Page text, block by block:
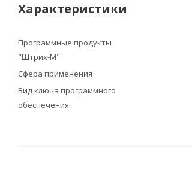
Характеристики
Программные продукты
"Штрих-М"
Сфера применения
Вид ключа программного
обеспечения